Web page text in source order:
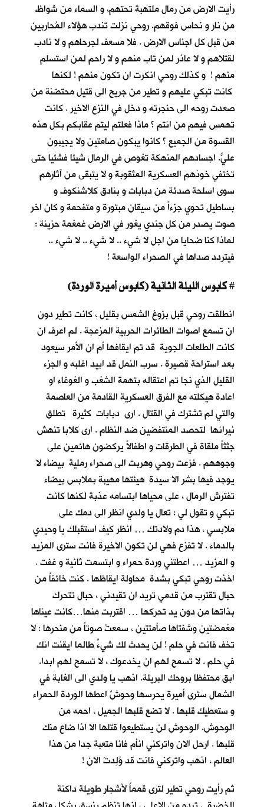
رأيت الارض من رمال ملتهبة تحتهم، و السماء من شواظ
من نار و نحاس فوقهم. روحي نزلت تندب هؤلاء المُحاربين
من قبل كل اجناس الارض . فلا مسعف لجرحاهم و لا نادب
لقتلاهم و لا عاذر لمن تاب منهم و لا راحم لمن استسلم
منهم ! و كذلك روحي انكرت ان تكون منهم ! لكنها
كانت تبكي عليهم و تطير من جريح الى قتيل محتضنة من
صعدت روحه الى حنجرته و دخل في النزع الاخير . كانت
تهمس فيهم من انتم ؟ ماذا فعلتم ليتم عقابكم بكل هذه
القسوة من الجميع ؟ كانوا يبكون صامتين ولا يجيبون
عليّ. اجسادهم المنهكة تغوص في الرمال شيئا فشئياً حتى
تختفي خوذهم العسكرية المثقوبة و لا يتبقى من آثارهم
سوى اسلحة صدئة من دبابات و بنادق كلاشنكوف و
بساطيل تحوي جزءاً من سيقان مبتورة و متفحمة و كان اخر
صوت يصدر من كل جندي يغور في الارض غمغمة حزينة :
لماذا كنا ضحايا من اجل لا شيء .. لا شيء .. لا شيء ..
فيتردد صداها في الصحراء الواسعة !
كابوس الليلة الثانية (كابوس أميرة الوردة)#
انطلقت روحي قبل بزوغ الشمس بقليل ، كانت تطير دون
ان تسمع اصوات الطائرات الحربية المزعجة . لم اعرف ان
كانت الطلعات الجوية قد تم ايقافها أم ان الأمر سيعود
بعد استراحة قصيرة . سرب النمل قد ابيد اغلبه و الجزء
القليل الذي نجا تم اعتقاله بتهمة الشغب و الغوغاء او
اعادة هيكلته مع الفرق العسكرية القادمة من العاصمة
والتي لم تشترك في القتال . ارى دبابات كثيرة تطلق
نيرانها لتحصد المنتفضين ضد النظام . ارى كلابا تنهش
جثثاً ملقاة في الطرقات و اطفالاً يركضون هائمين على
وجوههم . فزعت روحي وهربت الى صحراء رملية بيضاء لا
يوجد فيها بشر الا سيدة هيئتها مهيبة بملابس بيضاء
تفترش الرمال ، على محياها ابتسامه عذبة لكنها كانت
تبكي و تقول لي : تعال يا ولدي انظر الى دمك على
ملابسي ، هذا دم ولادتك … انظر كيف استقبلك يا وحيدي
بالدماء . لا تفزع فهي لن تكون الاخيرة فانت سترى المزيد
و المزيد … اعطتني وردة حمراء و ابتسمت ثانية و غفت .
اخذت روحي تبكي بشدة محاولة ايقاظها . كنت خائفاً من
حبال تقترب من قدمي تريد ان تقيدني ، حبال تتحرك
بذاتها من دون يد تحركها … اقتربت منها…كانت عيناها
مغمضتين وشفتاها صأمتتين ، سمعتُ صوتاً من منحرها : لا
تخف فانت في حلم ! لن يحدث لك شيءٌ طالما ايقنت انك
في حلم . لا تسمح لهم ان يخدعوك ، لا تسمح لهم ابدا.
ابق محتفظا بروحك البريئة. اذهب يا ولدي الى الغابة في
الشمال سترى أميرة يحرسها وحوشٌ اعطها الوردة الحمراء
و ستعطيك قلبها . لا تضع قلبها الجميل ، احمه من
الوحوش. الوحوش لن يستطيعوا قتلها الا اذا ضاع منك
قلبها . ارحل الان واتركني انأم فانا متعبة جدا من هذا
العالم ، اذهب واتركني فانت قد وُلِدتَ الان !
ثم رأيت روحي تطير لترى قمماً لأشجارٍ طويلة داكنة